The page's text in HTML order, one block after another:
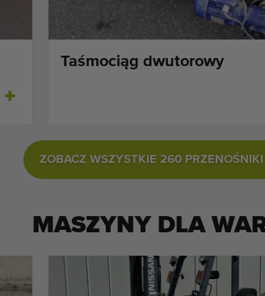
Taśmociąg dwutorowy
ZOBACZ WSZYSTKIE 260 PRZENOŚNIKI
MASZYNY DLA